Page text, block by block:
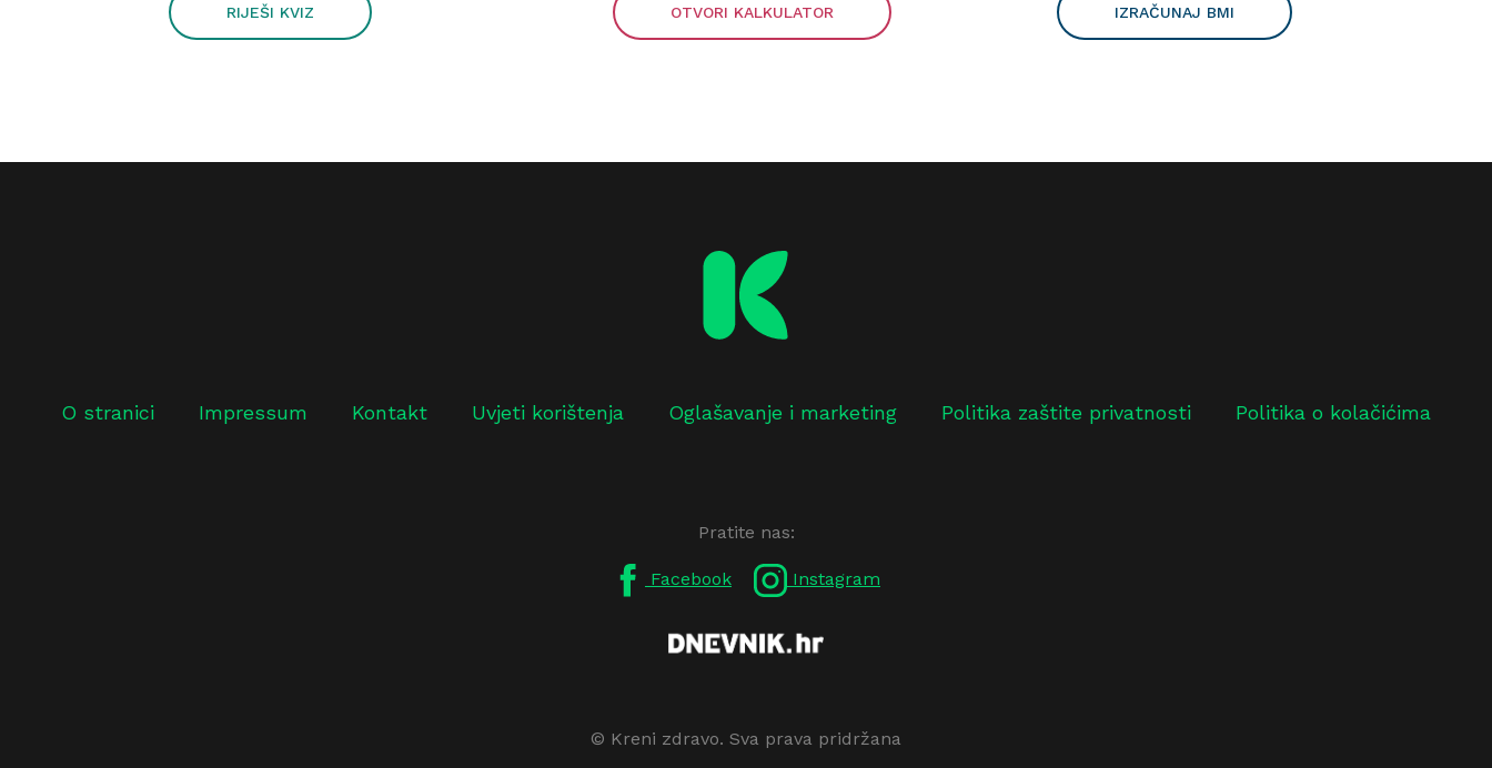
RIJEŠI KVIZ OTVORI KALKULATOR IZRAČUNAJ BMI
O stranici Impressum Kontakt Uvjeti korištenja Oglašavanje i marketing Politika zaštite privatnosti Politika o kolačićima
Pratite nas:
Facebook Instagram
© Kreni zdravo. Sva prava pridržana